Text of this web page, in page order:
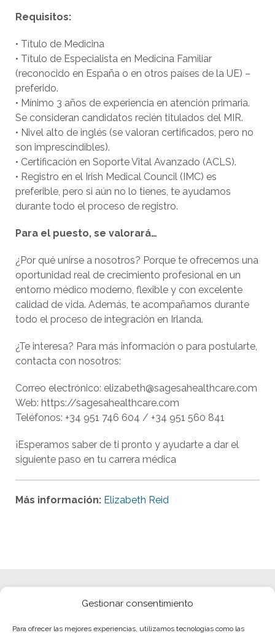
Gestionar consentimiento
Para ofrecer las mejores experiencias, utilizamos tecnologías como las
Requisitos:
• Título de Medicina
• Título de Especialista en Medicina Familiar
(reconocido en España o en otros países de la UE) –
preferido.
• Mínimo 3 años de experiencia en atención primaria.
Se consideran candidatos recién titulados del MIR.
• Nivel alto de inglés (se valoran certificados, pero no
son imprescindibles).
• Certificación en Soporte Vital Avanzado (ACLS).
• Registro en el Irish Medical Council (IMC) es
preferible, pero si aún no lo tienes, te ayudamos
durante todo el proceso de registro.
Para el puesto, se valorará…
¿Por qué unirse a nosotros? Porque te ofrecemos una
oportunidad real de crecimiento profesional en un
entorno médico moderno, flexible y con excelente
calidad de vida. Además, te acompañamos durante
todo el proceso de integración en Irlanda.
¿Te interesa? Para más información o para postularte,
contacta con nosotros:
Correo electrónico: elizabeth@sagesahealthcare.com
Web: https://sagesahealthcare.com
Teléfonos: +34 951 746 604 / +34 951 560 841
¡Esperamos saber de ti pronto y ayudarte a dar el
siguiente paso en tu carrera médica
Más información: Elizabeth Reid